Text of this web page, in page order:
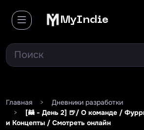
MyIndie
Главная >
Дневники разработки
>
[🦝 - День 2] 🍺/ О команде /
и Концепты / Смотреть онлайн